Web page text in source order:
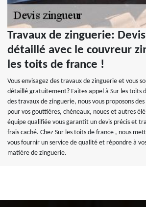
Travaux de zinguerie:
détaillé avec le couvreur
les toits de france !
Vous envisagez des travaux de zinguerie et vous
détaillé gratuitement? Faites appel à Sur les toits
des travaux de zinguerie, nous vous proposons
pour vos gouttières, chéneaux, noues et autres
équipe qualifiée vous garantit un devis précis et
frais caché. Chez Sur les toits de france , nous
vous fournir un service de qualité et répondre à
matière de zinguerie.